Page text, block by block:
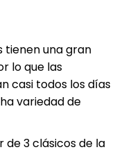
tienen una gran
lo que las
casi todos los días
variedad de
de 3 clásicos de la